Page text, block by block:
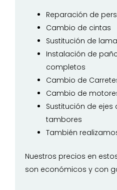
Reparación de
Cambio de cintas
Sustitución de
Instalación de
completos
Cambio de
Cambio de
Sustitución de ejes
tambores
También
Nuestros precios en
son económicos y con